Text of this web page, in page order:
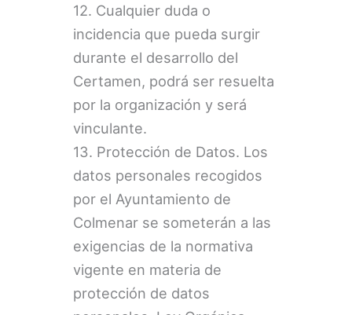
12. Cualquier duda o
incidencia que pueda surgir
durante el desarrollo del
Certamen, podrá ser resuelta
por la organización y será
vinculante.
13. Protección de Datos. Los
datos personales recogidos
por el Ayuntamiento de
Colmenar se someterán a las
exigencias de la normativa
vigente en materia de
protección de datos